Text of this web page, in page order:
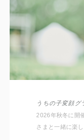
うちの子変顔グ
2026年秋冬に開
さまと一緒に楽